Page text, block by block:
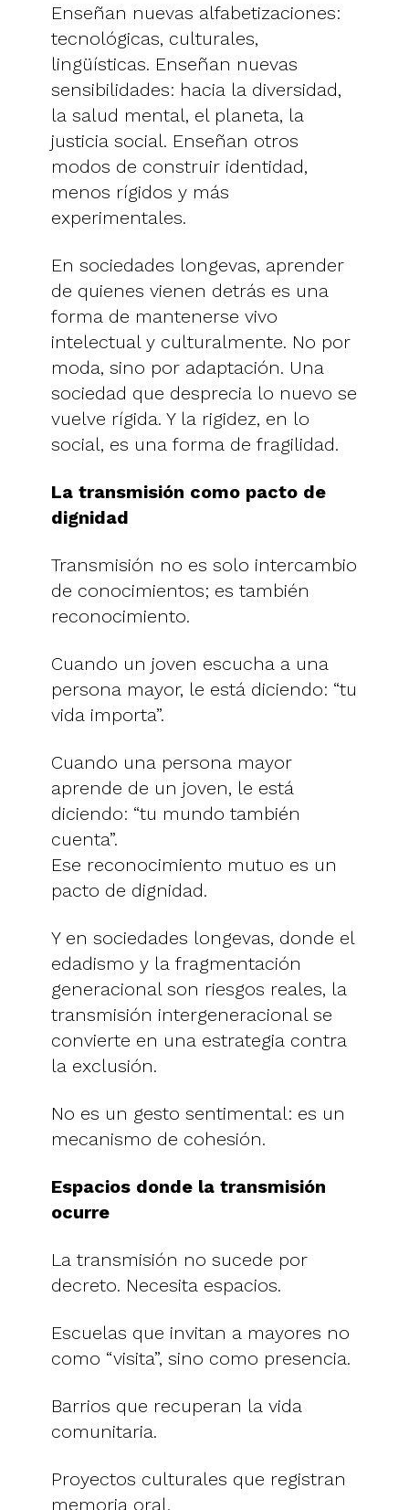
Enseñan nuevas alfabetizaciones:
tecnológicas, culturales,
lingüísticas. Enseñan nuevas
sensibilidades: hacia la diversidad,
la salud mental, el planeta, la
justicia social. Enseñan otros
modos de construir identidad,
menos rígidos y más
experimentales.
En sociedades longevas, aprender
de quienes vienen detrás es una
forma de mantenerse vivo
intelectual y culturalmente. No por
moda, sino por adaptación. Una
sociedad que desprecia lo nuevo se
vuelve rígida. Y la rigidez, en lo
social, es una forma de fragilidad.
La transmisión como pacto de
dignidad
Transmisión no es solo intercambio
de conocimientos; es también
reconocimiento.
Cuando un joven escucha a una
persona mayor, le está diciendo: “tu
vida importa”.
Cuando una persona mayor
aprende de un joven, le está
diciendo: “tu mundo también
cuenta”.
Ese reconocimiento mutuo es un
pacto de dignidad.
Y en sociedades longevas, donde el
edadismo y la fragmentación
generacional son riesgos reales, la
transmisión intergeneracional se
convierte en una estrategia contra
la exclusión.
No es un gesto sentimental: es un
mecanismo de cohesión.
Espacios donde la transmisión
ocurre
La transmisión no sucede por
decreto. Necesita espacios.
Escuelas que invitan a mayores no
como “visita”, sino como presencia.
Barrios que recuperan la vida
comunitaria.
Proyectos culturales que registran
memoria oral.